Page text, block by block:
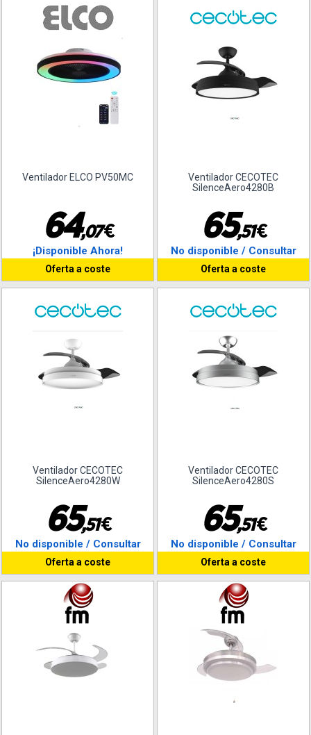
Ventilador ELCO PV50MC
64,07€
¡Disponible Ahora!
Oferta a coste
Ventilador CECOTEC
SilenceAero4280B
65,51€
No disponible / Consultar
Oferta a coste
Ventilador CECOTEC
SilenceAero4280W
65,51€
No disponible / Consultar
Oferta a coste
Ventilador CECOTEC
SilenceAero4280S
65,51€
No disponible / Consultar
Oferta a coste